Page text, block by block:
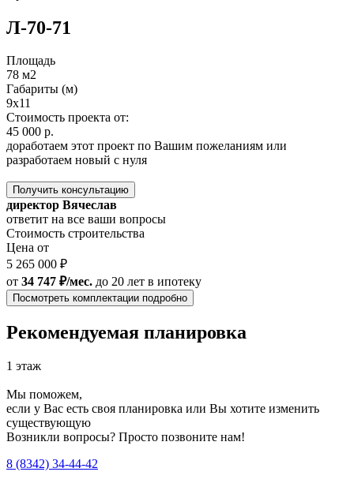
Л-70-71
Площадь
78 м2
Габариты (м)
9x11
Стоимость проекта от:
45 000 р.
доработаем этот проект по Вашим пожеланиям или
разработаем новый с нуля
Получить консультацию
директор Вячеслав
ответит на все ваши вопросы
Стоимость строительства
Цена от
5 265 000 ₽
от 34 747 ₽/мес. до 20 лет в ипотеку
Посмотреть комплектации подробно
Рекомендуемая планировка
1 этаж
Мы поможем,
если у Вас есть своя планировка или Вы хотите изменить
существующую
Возникли вопросы? Просто позвоните нам!
8 (8342) 34-44-42